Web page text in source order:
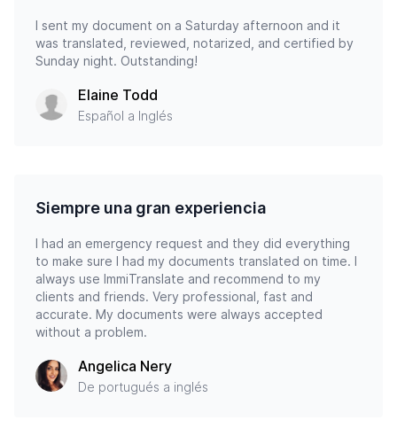
I sent my document on a Saturday afternoon and it
was translated, reviewed, notarized, and certified by
Sunday night. Outstanding!
Elaine Todd
Español a Inglés
Siempre una gran experiencia
I had an emergency request and they did everything
to make sure I had my documents translated on time. I
always use ImmiTranslate and recommend to my
clients and friends. Very professional, fast and
accurate. My documents were always accepted
without a problem.
Angelica Nery
De portugués a inglés